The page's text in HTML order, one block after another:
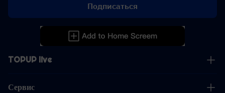
TOPUP live
Сервис
Подписаться